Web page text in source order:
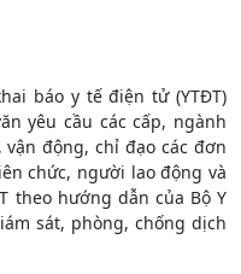
báo y tế điện tử (YTĐT)
yêu cầu các cấp, ngành
động, chỉ đạo các đơn
chức, người lao động và
theo hướng dẫn của Bộ Y
sát, phòng, chống dịch